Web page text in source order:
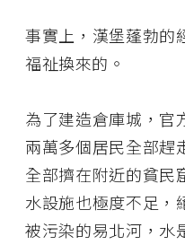
事實上，漢堡蓬勃的
福祉換來的。
為了建造倉庫城，官
兩萬多個居民全部趕
全部擠在附近的貧民
水設施也極度不足，
被污染的易北河，水